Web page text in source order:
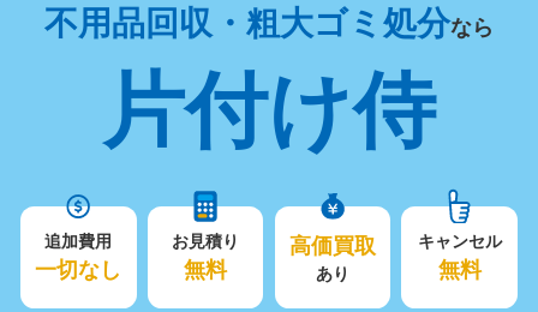
不用品回収・粗大ゴミ処分なら
片付け侍
追加費用
一切なし
お見積り
無料
高価買取
あり
キャンセル
無料